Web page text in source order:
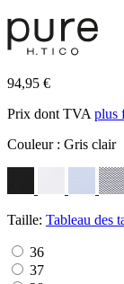
94,95 €
Prix dont TVA plus
Couleur : Gris clair
Taille: Tableau des
36
37